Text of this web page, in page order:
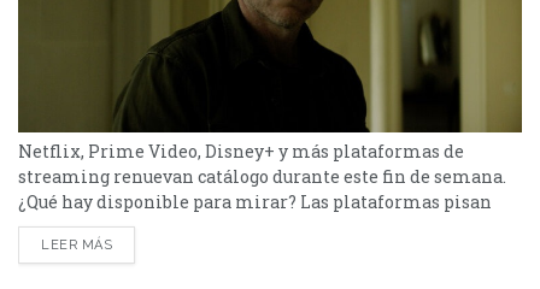
Netflix, Prime Video, Disney+ y más plataformas de
streaming renuevan catálogo durante este fin de semana.
¿Qué hay disponible para mirar? Las plataformas pisan
fuerte con una batería de lanzamientos que combinan
producciones locales y adaptaciones ambiciosas.
LEER MÁS